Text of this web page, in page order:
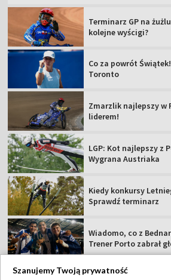
Terminarz GP na
kolejne wyścigi?
Co za powrót
Toronto
Zmarzlik najlepszy w
liderem!
LGP: Kot najlepszy z
Wygrana Austriaka
Kiedy konkursy
Sprawdź terminarz
Wiadomo, co z
Trener Porto zabrał
Szanujemy Twoją prywatność